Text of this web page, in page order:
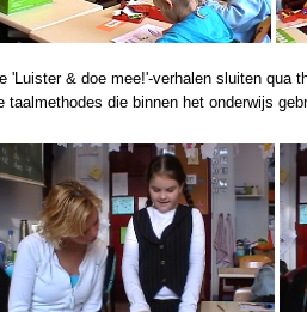
'Luister & doe mee!'-verhalen sluiten qua